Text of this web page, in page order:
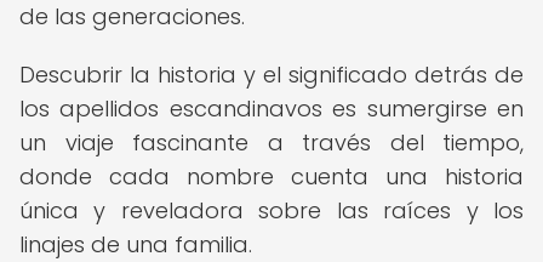
de las generaciones.
Descubrir la historia y el significado detrás de
los apellidos escandinavos es sumergirse en
un viaje fascinante a través del tiempo,
donde cada nombre cuenta una historia
única y reveladora sobre las raíces y los
linajes de una familia.